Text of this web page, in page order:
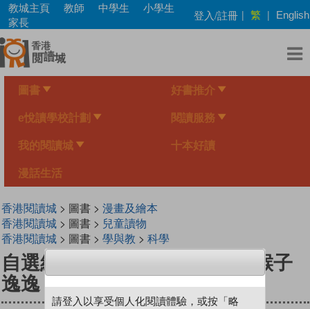
Skip
main
content
教城主頁 教師 中學生
小學生
家長
登入/註冊 | 繁 | English
圖書 好書推介
e悅讀學校計劃 閱讀服務
我的閱讀城 十本好讀
漫話生活
香港閱讀城> 圖書 > 漫畫及繪本
香港閱讀城> 圖書 > 兒童讀物
香港閱讀城> 圖書 > 學與教 > 科學
自選結局系列 Level 2 貪吃的猴子
逸逸
請登入以享受個人化閱讀體驗，或按「略